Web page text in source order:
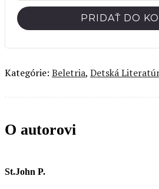
PRIDAŤ DO
Kategórie: Beletria, Detská
O autorovi
St.John P.